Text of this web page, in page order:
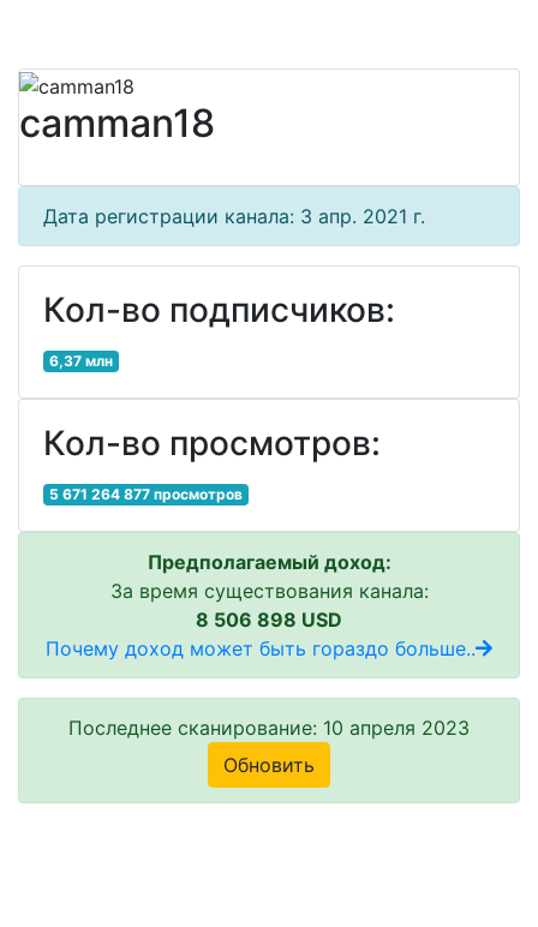
camman18
Дата регистрации канала: 3 апр. 2021 г.
Кол-во подписчиков:
6,37 млн
Кол-во просмотров:
5 671 264 877 просмотров
Предполагаемый доход:
За время существования канала:
8 506 898 USD
Почему доход может быть гораздо больше..
Последнее сканирование: 10 апреля 2023
Обновить